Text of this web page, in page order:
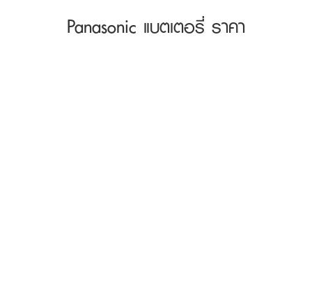
Panasonic แบตเตอรี่ ราคา